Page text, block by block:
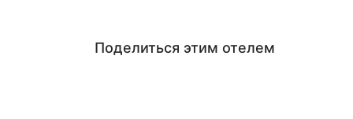
Поделиться этим отелем